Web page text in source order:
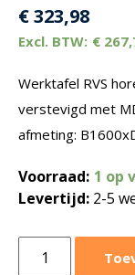
€323,98
€
Werktafel RVS
verstevigd met
afmeting:
Voorraad: 1 op
Levertijd: 2-5